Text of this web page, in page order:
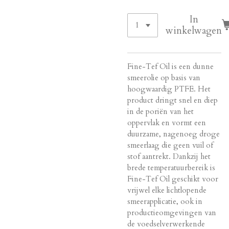
In
winkelwagen
Fine-Tef Oil is een dunne
smeerolie op basis van
hoogwaardig PTFE. Het
product dringt snel en diep
in de poriën van het
oppervlak en vormt een
duurzame, nagenoeg droge
smeerlaag die geen vuil of
stof aantrekt. Dankzij het
brede temperatuurbereik is
Fine-Tef Oil geschikt voor
vrijwel elke lichtlopende
smeerapplicatie, ook in
productieomgevingen van
de voedselverwerkende